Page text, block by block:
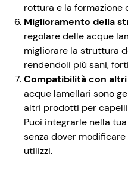
rottura e la formazione
Miglioramento della
regolare delle acque
migliorare la struttura
rendendoli più sani,
Compatibilità con
acque lamellari sono
altri prodotti per
Puoi integrarle nella
senza dover
utilizzi.